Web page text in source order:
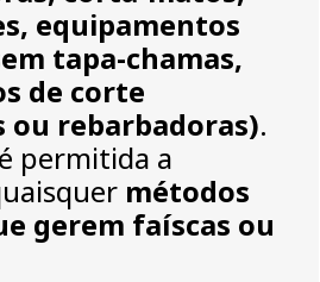
equipamentos
tapa-chamas,
de corte
ou rebarbadoras).
permitida a
métodos
gerem faíscas ou